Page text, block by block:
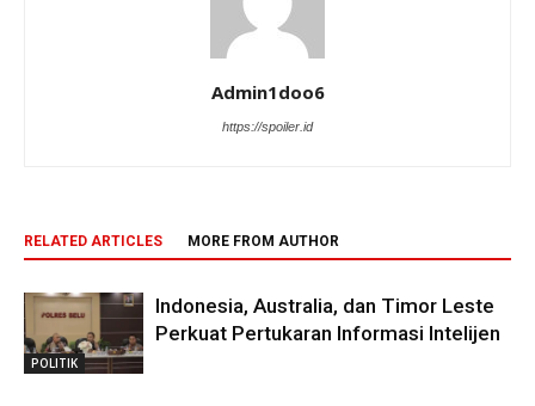
Admin1doo6
https://spoiler.id
RELATED ARTICLES MORE FROM AUTHOR
POLITIK
Indonesia, Australia, dan Timor Leste
Perkuat Pertukaran Informasi Intelijen